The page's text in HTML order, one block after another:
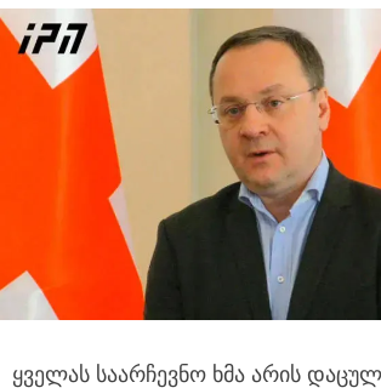
ყველას საარჩევნო ხმა არის